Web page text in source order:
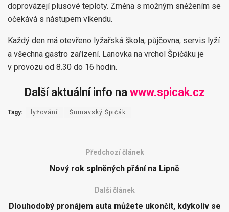
doprovázejí plusové teploty. Změna s možným sněžením se
očekává s nástupem víkendu.
Každý den má otevřeno lyžařská škola, půjčovna, servis lyží
a všechna gastro zařízení. Lanovka na vrchol Špičáku je
v provozu od 8.30 do 16 hodin.
Další aktuální info na www.spicak.cz
Tagy: lyžování Šumavský Špičák
Předchozí článek
Nový rok splněných přání na Lipně
Další článek
Dlouhodobý pronájem auta můžete ukončit, kdykoliv se